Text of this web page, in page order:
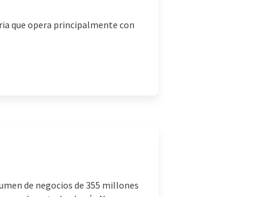
que opera principalmente con
de negocios de 355 millones